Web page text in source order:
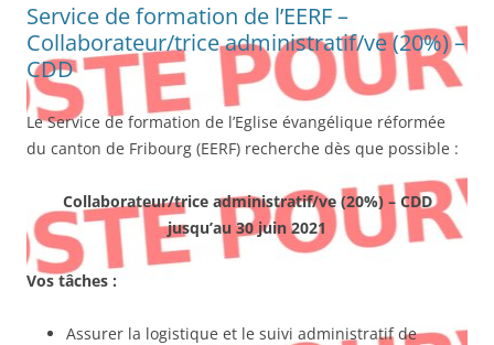
Service de formation de l’EERF –
Collaborateur/trice administratif/ve (20%) –
CDD
Le Service de formation de l’Eglise évangélique réformée
du canton de Fribourg (EERF) recherche dès que possible :
Collaborateur/trice administratif/ve (20%) – CDD
jusqu’au 30 juin 2021
Vos tâches :
Assurer la logistique et le suivi administratif de